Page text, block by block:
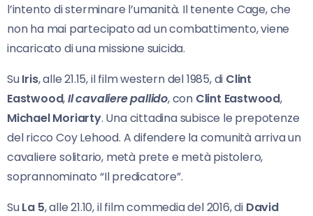
l’intento di sterminare l’umanità. Il tenente Cage, che
non ha mai partecipato ad un combattimento, viene
incaricato di una missione suicida.
SuIris, alle 21.15, il film western del 1985, di Clint
Eastwood,Il cavaliere pallido, con Clint Eastwood,
Michael Moriarty. Una cittadina subisce le prepotenze
del ricco Coy Lehood. A difendere la comunità arriva un
cavaliere solitario, metà prete e metà pistolero,
soprannominato “Il predicatore”.
SuLa 5, alle 21.10, il film commedia del 2016, di David